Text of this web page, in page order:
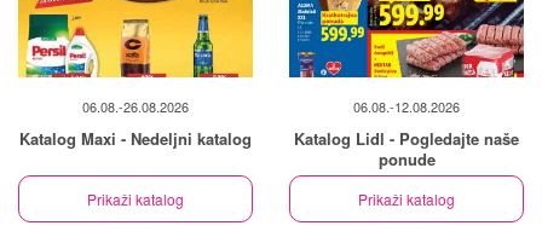
06.08.-26.08.2026
Katalog Maxi - Nedeljni katalog
Prikaži katalog
06.08.-12.08.2026
Katalog Lidl - Pogledajte naše
ponude
Prikaži katalog